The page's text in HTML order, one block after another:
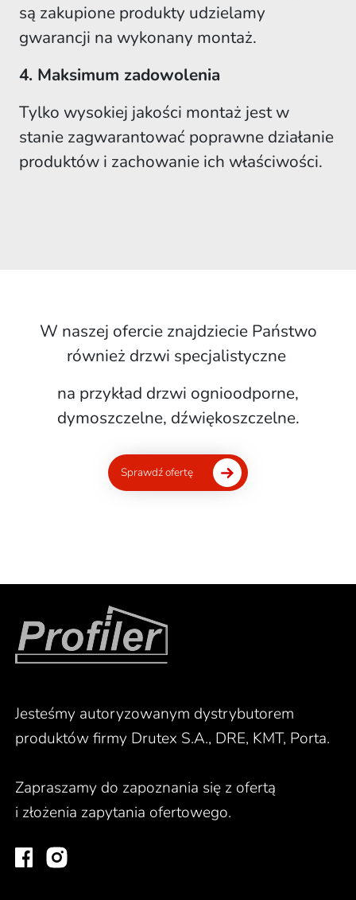
są zakupione produkty udzielamy
gwarancji na wykonany montaż.
4. Maksimum zadowolenia
Tylko wysokiej jakości montaż jest w
stanie zagwarantować poprawne działanie
produktów i zachowanie ich właściwości.
W naszej ofercie znajdziecie Państwo
również drzwi specjalistyczne
na przykład drzwi ognioodporne,
dymoszczelne, dźwiękoszczelne.
Sprawdź ofertę
Jesteśmy autoryzowanym dystrybutorem
produktów firmy Drutex S.A., DRE, KMT, Porta.
Zapraszamy do zapoznania się z ofertą
i złożenia zapytania ofertowego.